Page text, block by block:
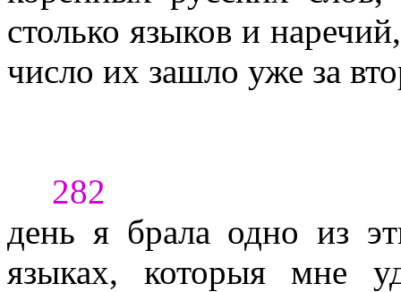
столько языков и
число их зашло уже за
282
день я брала одно из
языках, которыя мне